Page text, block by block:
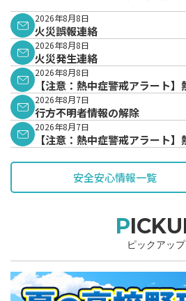
2026年8月8日
火災誤報連絡
2026年8月8日
火災発生連絡
2026年8月8日
【注意：熱中症警戒アラート
表されています。
2026年8月7日
行方不明者情報の解除
2026年8月7日
【注意：熱中症警戒アラート
安全安心情報一覧
ピックアップ